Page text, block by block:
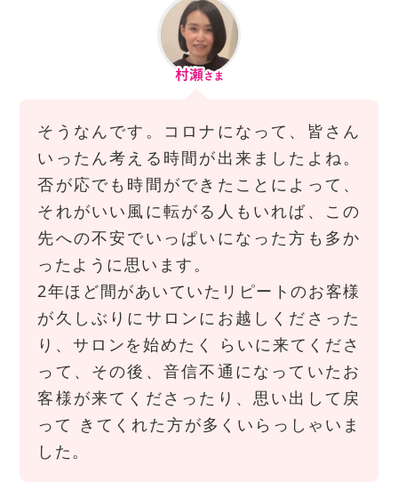
そうなんです。コロナになって、皆さん
いったん考える時間が出来ましたよね。
否が応でも時間ができたことによって、
それがいい風に転がる人もいれば、この
先への不安でいっぱいになった方も多か
ったように思います。
2年ほど間があいていたリピートのお客様
が久しぶりにサロンにお越しくださった
り、サロンを始めたく らいに来てくださ
って、その後、音信不通になっていたお
客様が来てくださったり、思い出して戻
って きてくれた方が多くいらっしゃいま
した。